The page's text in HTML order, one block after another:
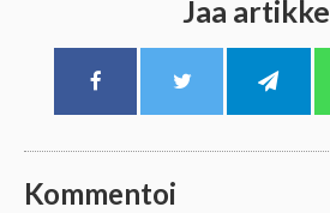
Jaa
Kommentoi